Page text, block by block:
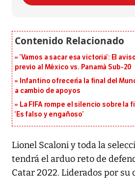
‘Vamos a sacar esa victoria’: El
previo al México vs. Panamá Sub-20
Infantino ofrecería la final del
a cambio de apoyos
La FIFA rompe el silencio sobre la
‘Es falso y engañoso’
Lionel Scaloni y toda la
tendrá el arduo reto de
Catar 2022. Liderados por su